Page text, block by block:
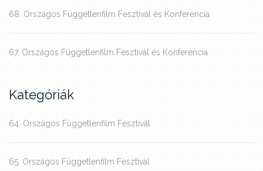
68. Országos Függetlenfilm Fesztivál és Konferencia
67. Országos Függetlenfilm Fesztivál és Konferencia
Kategóriák
64. Országos Függetlenfilm Fesztivál
65. Országos Függetlenfilm Fesztivál